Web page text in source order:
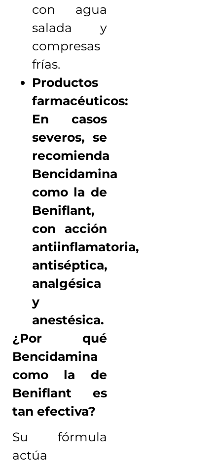
con agua
salada y
compresas
frías.
Productos
farmacéuticos:
En casos
severos, se
recomienda
Bencidamina
como la de
Beniflant,
con acción
antiinflamatoria,
antiséptica,
analgésica
y
anestésica.
¿Por qué
Bencidamina
como la de
Beniflant es
tan efectiva?
Su fórmula
actúa